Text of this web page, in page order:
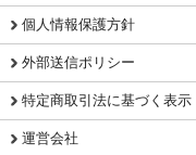
個人情報保護方針
外部送信ポリシー
特定商取引法に基づく表示
運営会社